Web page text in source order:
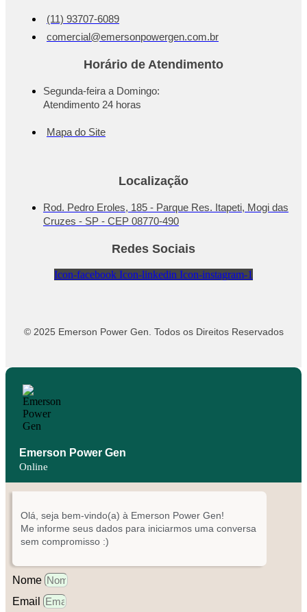
(11) 93707-6089
comercial@emersonpowergen.com.br
Horário de Atendimento
Segunda-feira a Domingo:
Atendimento 24 horas
Mapa do Site
Localização
Rod. Pedro Eroles, 185 - Parque Res. Itapeti, Mogi das
Cruzes - SP - CEP 08770-490
Redes Sociais
Icon-facebook Icon-linkedin Icon-instagram-1
© 2025 Emerson Power Gen. Todos os Direitos Reservados
Emerson Power Gen
Online
Olá, seja bem-vindo(a) à Emerson Power Gen!
Me informe seus dados para iniciarmos uma conversa
sem compromisso :)
Nome
Email